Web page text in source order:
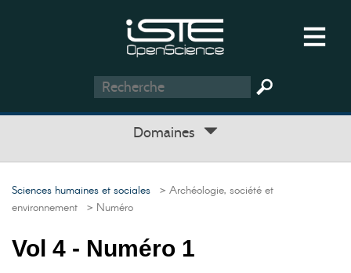
Domaines
Sciences humaines et sociales > Archéologie, société et
environnement > Numéro
Vol 4 - Numéro 1